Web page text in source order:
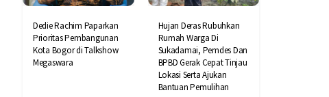
Dedie Rachim Paparkan
Prioritas Pembangunan
Kota Bogor di Talkshow
Megaswara
Hujan Deras Rubuhkan
Rumah Warga Di
Sukadamai, Pemdes Dan
BPBD Gerak Cepat Tinjau
Lokasi Serta Ajukan
Bantuan Pemulihan